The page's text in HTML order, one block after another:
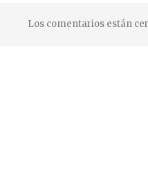
Los comentarios están